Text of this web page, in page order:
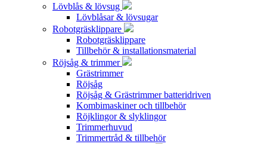
Lövblås & lövsug
Lövblåsar & lövsugar
Robotgräsklippare
Robotgräsklippare
Tillbehör & installationsmaterial
Röjsåg & trimmer
Grästrimmer
Röjsåg
Röjsåg & Grästrimmer batteridriven
Kombimaskiner och tillbehör
Röjklingor & slyklingor
Trimmerhuvud
Trimmertråd & tillbehör